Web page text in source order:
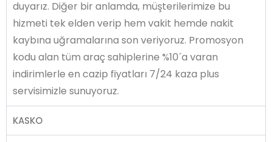
duyarız. Diğer bir anlamda, müşterilerimize bu
hizmeti tek elden verip hem vakit hemde nakit
kaybına uğramalarına son veriyoruz. Promosyon
kodu alan tüm araç sahiplerine %10´a varan
indirimlerle en cazip fiyatları 7/24 kaza plus
servisimizle sunuyoruz.
KASKO